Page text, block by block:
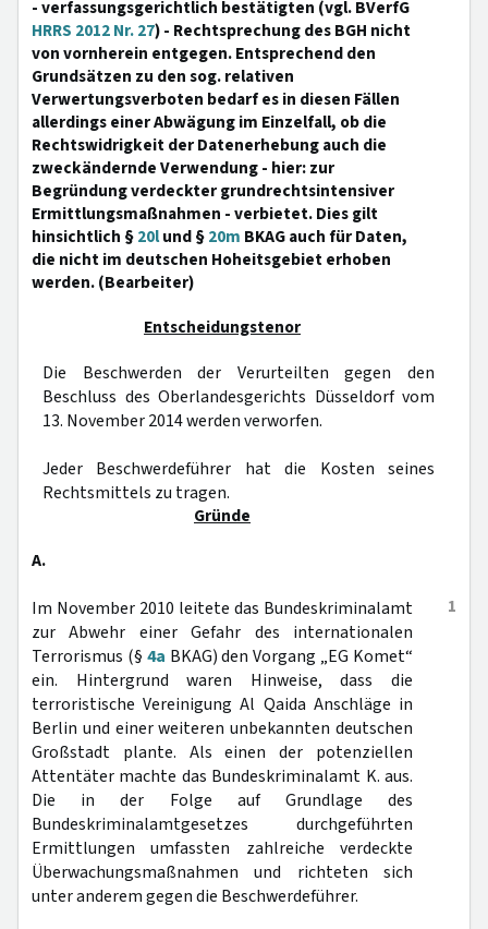
- verfassungsgerichtlich bestätigten (vgl. BVerfG
HRRS 2012 Nr. 27) - Rechtsprechung des BGH nicht
von vornherein entgegen. Entsprechend den
Grundsätzen zu den sog. relativen
Verwertungsverboten bedarf es in diesen Fällen
allerdings einer Abwägung im Einzelfall, ob die
Rechtswidrigkeit der Datenerhebung auch die
zweckändernde Verwendung - hier: zur
Begründung verdeckter grundrechtsintensiver
Ermittlungsmaßnahmen - verbietet. Dies gilt
hinsichtlich §20lund §20m BKAG auch für Daten,
die nicht im deutschen Hoheitsgebiet erhoben
werden. (Bearbeiter)
Entscheidungstenor
Die Beschwerden der Verurteilten gegen den
Beschluss des Oberlandesgerichts Düsseldorf vom
13. November 2014 werden verworfen.
Jeder Beschwerdeführer hat die Kosten seines
Rechtsmittels zu tragen.
Gründe
A.
1
Im November 2010 leitete das Bundeskriminalamt
zur Abwehr einer Gefahr des internationalen
Terrorismus (§ 4a BKAG) den Vorgang „EG Komet“
ein. Hintergrund waren Hinweise, dass die
terroristische Vereinigung Al Qaida Anschläge in
Berlin und einer weiteren unbekannten deutschen
Großstadt plante. Als einen der potenziellen
Attentäter machte das Bundeskriminalamt K. aus.
Die in der Folge auf Grundlage des
Bundeskriminalamtgesetzes durchgeführten
Ermittlungen umfassten zahlreiche verdeckte
Überwachungsmaßnahmen und richteten sich
unter anderem gegen die Beschwerdeführer.